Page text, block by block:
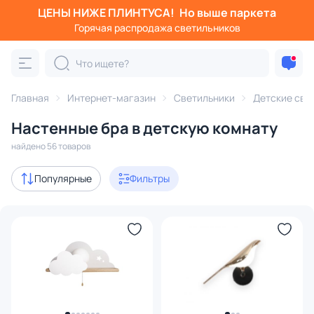
ЦЕНЫ НИЖЕ ПЛИНТУСА! Но выше паркета
Горячая распродажа светильников
Главная Интернет-магазин Светильники Детские
Настенные бра в детскую комнату
найдено 56 товаров
Популярные Фильтры
Фильтры
Категория: Детские светильники
люстры бра ночники настольные лампы
Акции 12
с 3D-моделями
В наличии 47